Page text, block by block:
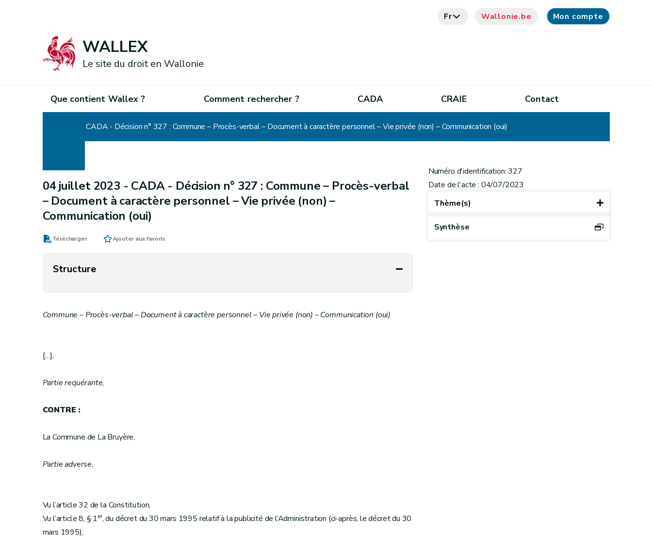
Fr Wallonie.be Mon compte
WALLEX
Le site du droit en Wallonie
Que contient Wallex ? Comment rechercher ? CADA CRAIE Contact
CADA - Décision n° 327 : Commune – Procès-verbal – Document à caractère personnel – Vie privée (non) – Communication (oui)
04 juillet 2023 - CADA - Décision n° 327 : Commune – Procès-verbal
– Document à caractère personnel – Vie privée (non) –
Communication (oui)
Télécharger Ajouter aux favoris
Structure
Commune – Procès-verbal – Document à caractère personnel – Vie privée (non) – Communication (oui)
[…],
Partie requérante,
CONTRE :
La Commune de La Bruyère,
Partie adverse,
Vu l’article 32 de la Constitution,
Vu l’article 8, § 1er, du décret du 30 mars 1995 relatif à la publicité de l’Administration (ci-après, le décret du 30
mars 1995),
Numéro d'identification: 327
Date de l'acte : 04/07/2023
Thème(s)
Synthèse